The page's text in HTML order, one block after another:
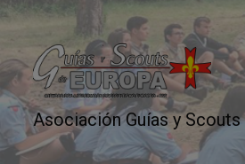
S
p
t
Asociación Guías y Scouts